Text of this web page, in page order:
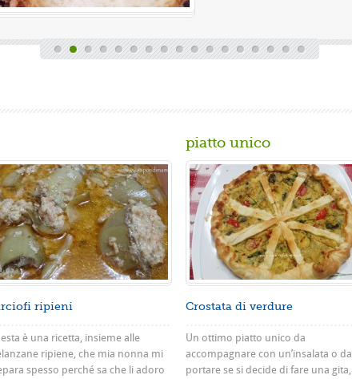
ripieni
è una ricetta, insieme alle
ripiene, che mia nonna mi
spesso perché sa che li adoro
piatto unico
Crostata di verdure
Un ottimo piatto unico da
accompagnare con un’insalata o da
portare se si decide di fare una gita,